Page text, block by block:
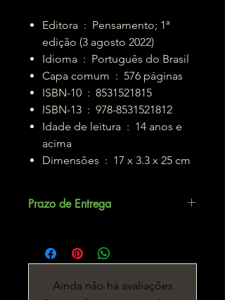
Editora ‏ : ‎ Pensamento; 1ª
edição (3 agosto 2022)
Idioma ‏ : ‎ Português do Brasil
Capa comum ‏ : ‎ 576 páginas
ISBN-10 ‏ : ‎ 8531521815
ISBN-13 ‏ : ‎ 978-8531521812
Idade de leitura ‏ : ‎ 14 anos e
acima
Dimensões ‏ : ‎ 17 x 3.3 x 25 cm
Prazo de Entrega
Ainda não há avaliações